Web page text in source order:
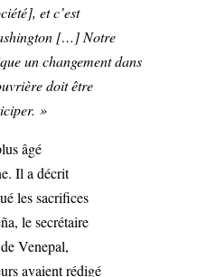
et c’est
[…] Notre
un changement dans
doit être
»
âgé
Il a décrit
les sacrifices
le secrétaire
Venepal,
avaient rédigé